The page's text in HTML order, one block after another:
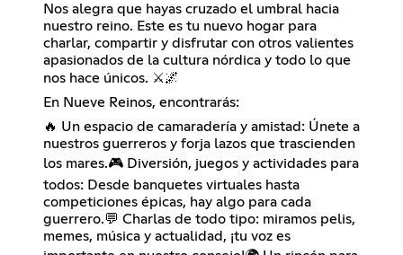
Nos alegra que hayas cruzado el umbral hacia
nuestro reino. Este es tu nuevo hogar para
charlar, compartir y disfrutar con otros valientes
apasionados de la cultura nórdica y todo lo que
nos hace únicos. ⚔️🌌
En Nueve Reinos, encontrarás:
🔥 Un espacio de camaradería y amistad: Únete a
nuestros guerreros y forja lazos que trascienden
los mares.🎮 Diversión, juegos y actividades para
todos: Desde banquetes virtuales hasta
competiciones épicas, hay algo para cada
guerrero.💬 Charlas de todo tipo: miramos pelis,
memes, música y actualidad, ¡tu voz es